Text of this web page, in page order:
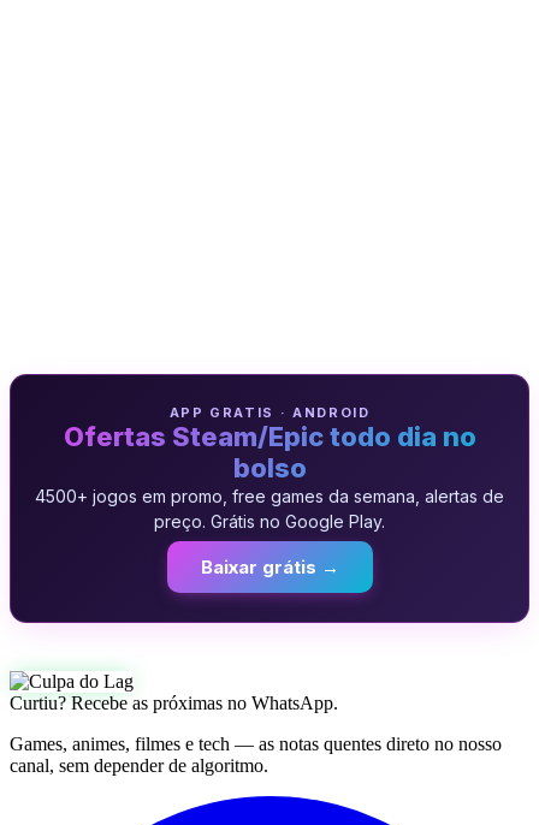
APP GRATIS · ANDROID
Ofertas Steam/Epic todo dia no
bolso
4500+ jogos em promo, free games da semana, alertas de
preço. Grátis no Google Play.
Baixar grátis →
Curtiu? Recebe as próximas no WhatsApp.
Games, animes, filmes e tech — as notas quentes direto no nosso
canal, sem depender de algoritmo.